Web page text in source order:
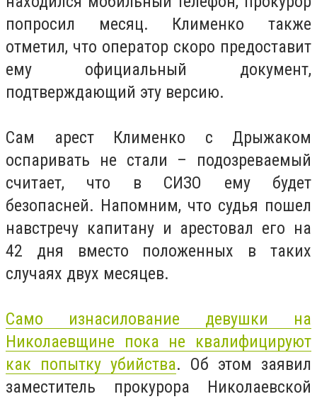
попросил месяц. Клименко также
отметил, что оператор скоро предоставит
ему официальный документ,
подтверждающий эту версию.
Сам арест Клименко с Дрыжаком
оспаривать не стали – подозреваемый
считает, что в СИЗО ему будет
безопасней. Напомним, что судья пошел
навстречу капитану и арестовал его на
42 дня вместо положенных в таких
случаях двух месяцев.
Само изнасилование девушки на
Николаевщине пока не квалифицируют
как попытку убийства. Об этом заявил
заместитель прокурора Николаевской